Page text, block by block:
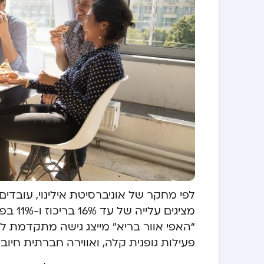
לפי מחקר של אוניברסיטת אילינוי,
“האפי אוור בריא” מייצג גישה
פעילות גופנית קלה, ואווירה חברתית